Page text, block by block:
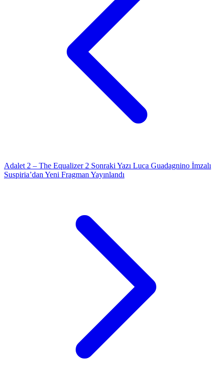
Adalet 2 – The Equalizer 2 Sonraki Yazı Luca Guadagnino İmzalı
Suspiria’dan Yeni Fragman Yayınlandı